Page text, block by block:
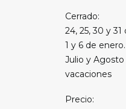
Cerrado:
24, 25, 30 y
1 y 6 de enero.
Julio y
vacaciones
Precio: